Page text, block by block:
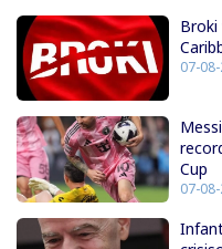
Broki
07-
Cup
07-